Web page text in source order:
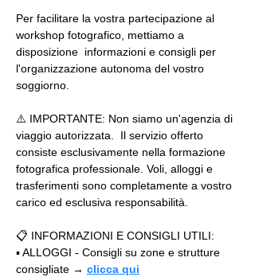
Per facilitare la vostra partecipazione al
workshop fotografico, mettiamo a
disposizione  informazioni e consigli per
l'organizzazione autonoma del vostro
soggiorno.
⚠️ IMPORTANTE: Non siamo un'agenzia di
viaggio autorizzata.  Il servizio offerto
consiste esclusivamente nella formazione
fotografica professionale. Voli, alloggi e
trasferimenti sono completamente a vostro
carico ed esclusiva responsabilità.
📋 INFORMAZIONI E CONSIGLI UTILI:
▪️ ALLOGGI - Consigli su zone e strutture
consigliate → clicca qui